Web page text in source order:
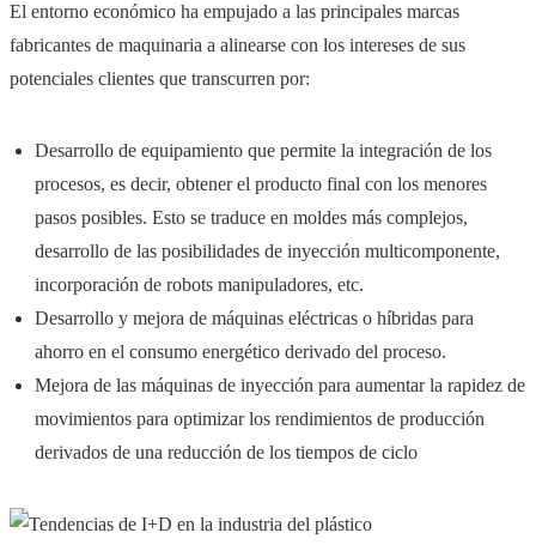
El entorno económico ha empujado a las principales marcas
fabricantes de maquinaria a alinearse con los intereses de sus
potenciales clientes que transcurren por:
Desarrollo de equipamiento que permite la integración de los
procesos, es decir, obtener el producto final con los menores
pasos posibles. Esto se traduce en moldes más complejos,
desarrollo de las posibilidades de inyección multicomponente,
incorporación de robots manipuladores, etc.
Desarrollo y mejora de máquinas eléctricas o híbridas para
ahorro en el consumo energético derivado del proceso.
Mejora de las máquinas de inyección para aumentar la rapidez de
movimientos para optimizar los rendimientos de producción
derivados de una reducción de los tiempos de ciclo